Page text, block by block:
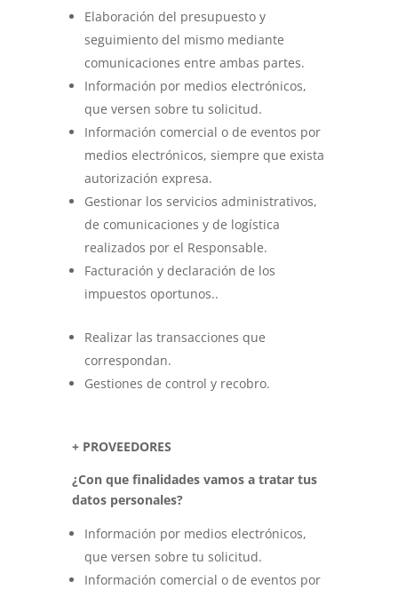
Elaboración del presupuesto y
seguimiento del mismo mediante
comunicaciones entre ambas partes.
Información por medios electrónicos,
que versen sobre tu solicitud.
Información comercial o de eventos por
medios electrónicos, siempre que exista
autorización expresa.
Gestionar los servicios administrativos,
de comunicaciones y de logística
realizados por el Responsable.
Facturación y declaración de los
impuestos oportunos..
Realizar las transacciones que
correspondan.
Gestiones de control y recobro.
+ PROVEEDORES
¿Con que finalidades vamos a tratar tus
datos personales?
Información por medios electrónicos,
que versen sobre tu solicitud.
Información comercial o de eventos por